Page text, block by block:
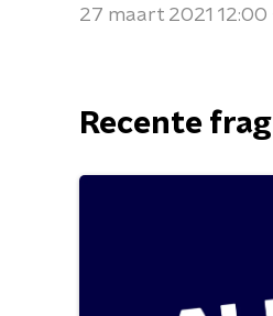
27 maart 2021 12:00
Recente